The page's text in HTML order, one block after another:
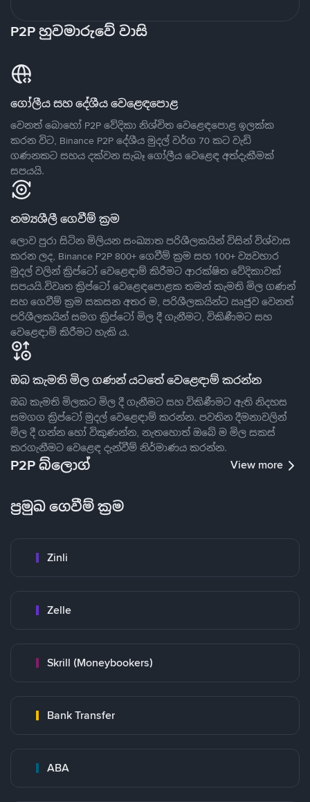
P2P හුවමාරුවේ වාසි
ගෝලීය සහ දේශීය වෙළෙඳපොළ
වෙනත් බොහෝ P2P වේදිකා නිශ්චිත වෙළෙඳපොළ ඉලක්ක
කරන විට, Binance P2P දේශීය මුදල් වර්ග 70 කට වැඩි
ගණනකට සහය දක්වන සැබෑ ගෝලීය වෙළෙඳ අත්දැකීමක්
සපයයි.
නම්‍යශීලී ගෙවීම් ක්‍රම
ලොව පුරා සිටින මිලියන සංඛ්‍යාත පරිශීලකයින් විසින් විශ්වාස
කරන ලද, Binance P2P 800+ ගෙවීම් ක්‍රම සහ 100+ ව්‍යවහාර
මුදල් වලින් ක්‍රිප්ටෝ වෙළෙඳාම් කිරීමට ආරක්ෂිත වේදිකාවක්
සපයයි.විවෘත ක්‍රිප්ටෝ වෙළෙඳපොළක තමන් කැමති මිල ගණන්
සහ ගෙවීම් ක්‍රම සකසන අතර ම, පරිශීලකයින්ට ඍජුව වෙනත්
පරිශීලකයින් සමග ක්‍රිප්ටෝ මිල දී ගැනීමට, විකිණීමට සහ
වෙළෙඳාම් කිරීමට හැකි ය.
ඔබ කැමති මිල ගණන් යටතේ වෙළෙඳාම් කරන්න
ඔබ කැමති මිලකට මිල දී ගැනීමට සහ විකිණීමට ඇති නිදහස
සමගග ක්‍රිප්ටෝ මුදල් වෙළෙඳාම් කරන්න. පවතින දීමනාවලින්
මිල දී ගන්න හෝ විකුණන්න, නැතහොත් ඔබේ ම මිල සකස්
කරගැනීමට වෙළෙඳ දැන්වීම් නිර්මාණය කරන්න.
P2P බ්ලොග් View more
ප්‍රමුඛ ගෙවීම් ක්‍රම
Zinli
Zelle
Skrill (Moneybookers)
Bank Transfer
ABA